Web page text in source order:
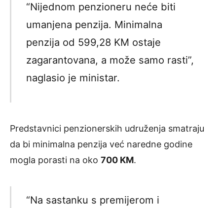
“Nijednom penzioneru neće biti
umanjena penzija. Minimalna
penzija od 599,28 KM ostaje
zagarantovana, a može samo rasti”,
naglasio je ministar.
Predstavnici penzionerskih udruženja smatraju
da bi minimalna penzija već naredne godine
mogla porasti na oko 700 KM.
“Na sastanku s premijerom i